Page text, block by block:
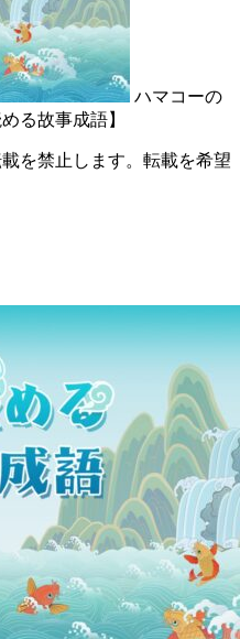
ハマコーの
る故事成語】
を禁止します。転載を希望